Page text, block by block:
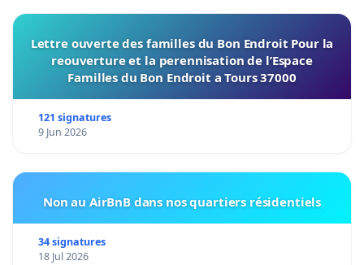
Lettre ouverte des familles du Bon Endroit Pour la
reouverture et la perennisation de l’Espace
Familles du Bon Endroit a Tours 37000
121 signatures
9 Jun 2026
Non au AirBnB dans nos quartiers résidentiels
34 signatures
18 Jul 2026